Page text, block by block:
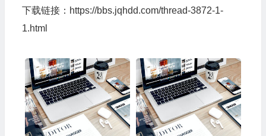
下载链接： https://bbs.jqhdd.com/thread-3872-1-
1.html